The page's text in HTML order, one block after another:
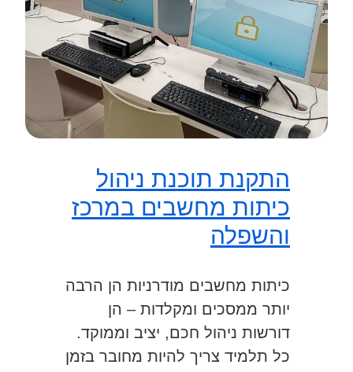
התקנת תוכנת ניהול
כיתות מחשבים במרכז
והשפלה
כיתות מחשבים מודרניות הן הרבה
יותר ממסכים ומקלדות – הן
דורשות ניהול חכם, יציב וממוקד.
כל תלמיד צריך להיות מחובר בזמן